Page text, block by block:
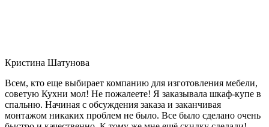
Кристина Шатунова
Всем, кто еще выбирает компанию для изготовления мебели,
советую Кухни мол! Не пожалеете! Я заказывала шкаф-купе в
спальню. Начиная с обсуждения заказа и заканчивая
монтажом никаких проблем не было. Все было сделано очень